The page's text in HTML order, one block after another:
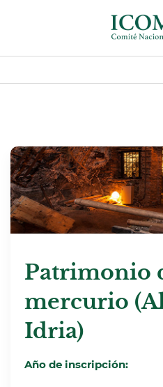
Patrimonio
mercurio
Idria)
Año de inscripción: